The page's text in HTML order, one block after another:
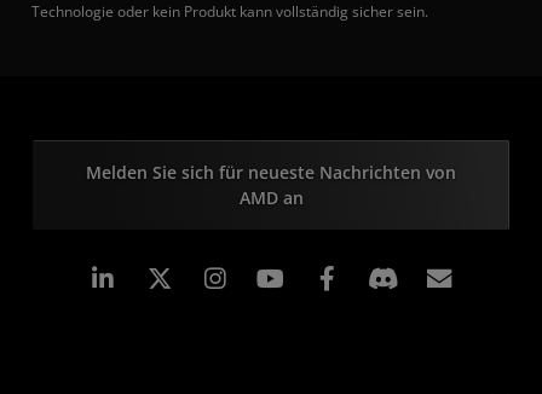
Technologie oder kein Produkt kann vollständig sicher sein.
Melden Sie sich für neueste Nachrichten von
AMD an
LinkedIn Instagram Facebook